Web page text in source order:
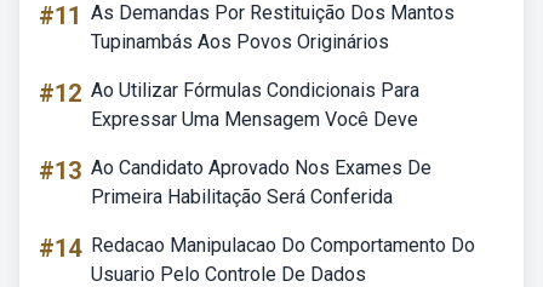
#11 As Demandas Por Restituição Dos Mantos
Tupinambás Aos Povos Originários
#12 Ao Utilizar Fórmulas Condicionais Para
Expressar Uma Mensagem Você Deve
#13 Ao Candidato Aprovado Nos Exames De
Primeira Habilitação Será Conferida
#14 Redacao Manipulacao Do Comportamento Do
Usuario Pelo Controle De Dados